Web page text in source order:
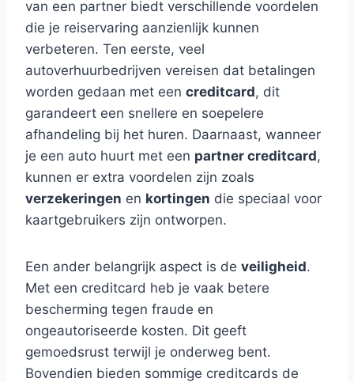
van een partner biedt verschillende voordelen
die je reiservaring aanzienlijk kunnen
verbeteren. Ten eerste, veel
autoverhuurbedrijven vereisen dat betalingen
worden gedaan met een creditcard, dit
garandeert een snellere en soepelere
afhandeling bij het huren. Daarnaast, wanneer
je een auto huurt met een partner creditcard,
kunnen er extra voordelen zijn zoals
verzekeringen en kortingen die speciaal voor
kaartgebruikers zijn ontworpen.
Een ander belangrijk aspect is de veiligheid.
Met een creditcard heb je vaak betere
bescherming tegen fraude en
ongeautoriseerde kosten. Dit geeft
gemoedsrust terwijl je onderweg bent.
Bovendien bieden sommige creditcards de